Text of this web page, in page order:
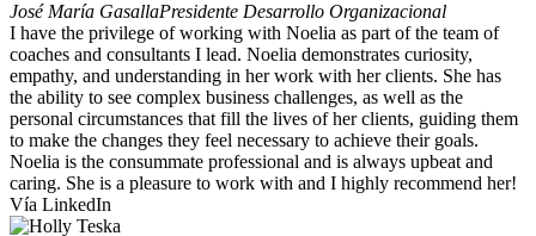
José María GasallaPresidente Desarrollo Organizacional
I have the privilege of working with Noelia as part of the team of
coaches and consultants I lead. Noelia demonstrates curiosity,
empathy, and understanding in her work with her clients. She has
the ability to see complex business challenges, as well as the
personal circumstances that fill the lives of her clients, guiding them
to make the changes they feel necessary to achieve their goals.
Noelia is the consummate professional and is always upbeat and
caring. She is a pleasure to work with and I highly recommend her!
Vía LinkedIn